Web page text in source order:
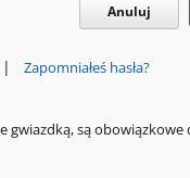
Anuluj
| Zapomniałeś hasła?
gwiazdką, są obowiązkowe